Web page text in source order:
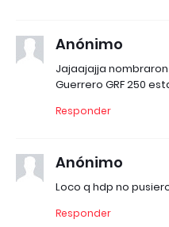
Anónimo
Jajaajajja nombraron
Guerrero GRF 250
Responder
Anónimo
Loco q hdp no
Responder